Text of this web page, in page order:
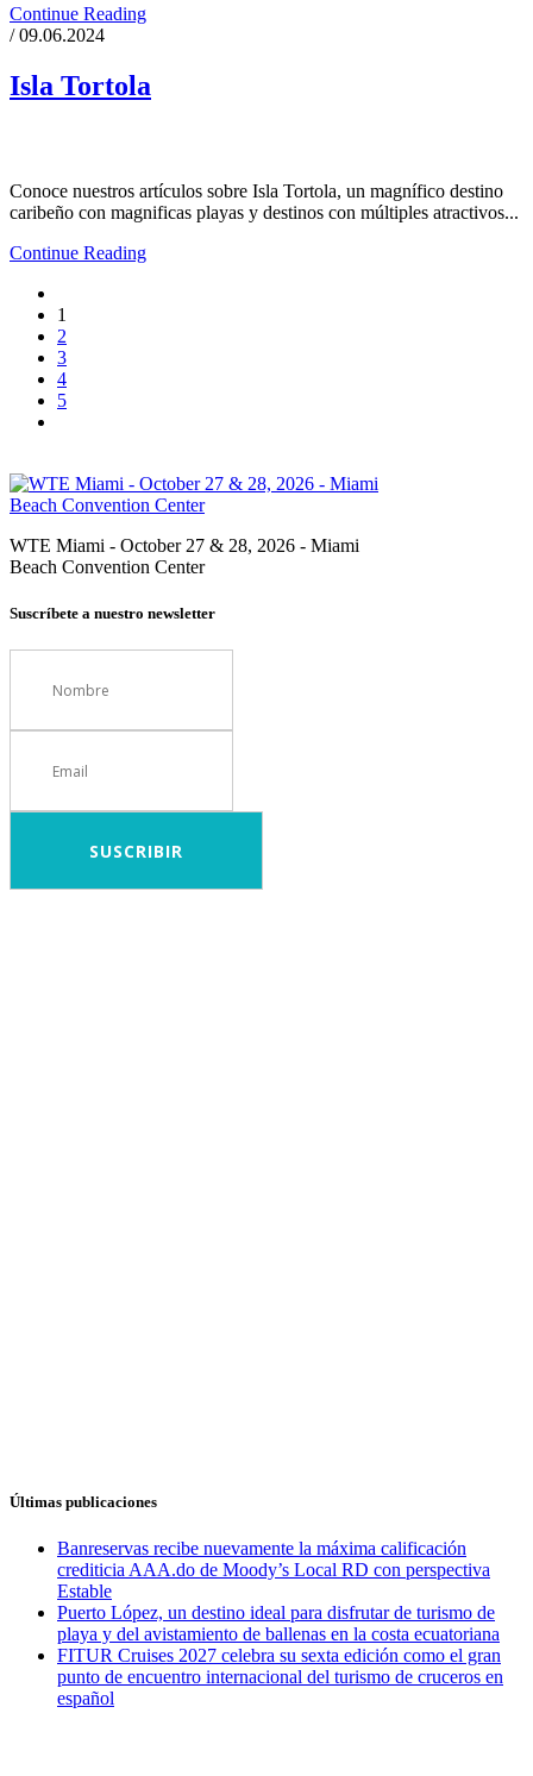
Continue Reading
/ 09.06.2024
Isla Tortola
Conoce nuestros artículos sobre Isla Tortola, un magnífico destino
caribeño con magnificas playas y destinos con múltiples atractivos...
Continue Reading
1
2
3
4
5
WTE Miami - October 27 & 28, 2026 - Miami
Beach Convention Center
Suscríbete a nuestro newsletter
Últimas publicaciones
Banreservas recibe nuevamente la máxima calificación
crediticia AAA.do de Moody’s Local RD con perspectiva
Estable
Puerto López, un destino ideal para disfrutar de turismo de
playa y del avistamiento de ballenas en la costa ecuatoriana
FITUR Cruises 2027 celebra su sexta edición como el gran
punto de encuentro internacional del turismo de cruceros en
español